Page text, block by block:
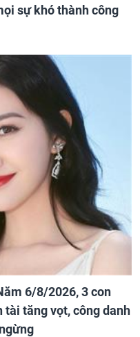
sự khó thành công
6/8/2026, 3 con
tăng vọt, công danh